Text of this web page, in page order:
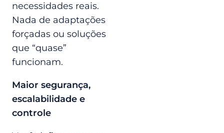
necessidades reais.
Nada de adaptações
forçadas ou soluções
que “quase”
funcionam.
Maior segurança,
escalabilidade e
controle